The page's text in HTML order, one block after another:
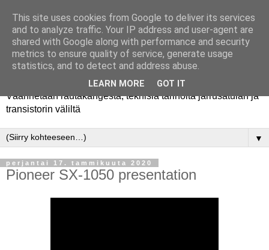
Rautakanki
Väännetään rautakangesta, teknisiä tarinoita jarrusatulan ja
transistorin väliltä
▼
perjantai 17. tammikuuta 2020
Pioneer SX-1050 presentation
This site uses cookies from Google to deliver its services
and to analyze traffic. Your IP address and user-agent are
shared with Google along with performance and security
metrics to ensure quality of service, generate usage
statistics, and to detect and address abuse.
LEARN MORE GOT IT